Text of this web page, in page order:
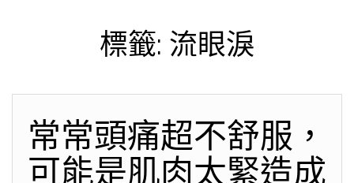
標籤: 流眼淚
常常頭痛超不舒服，
可能是肌肉太緊造成